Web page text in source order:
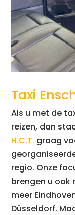
Taxi
Als u met de
reizen, dan
H.C.T. graag
regio. Onze
brengen u ook
meer
Düsseldorf.